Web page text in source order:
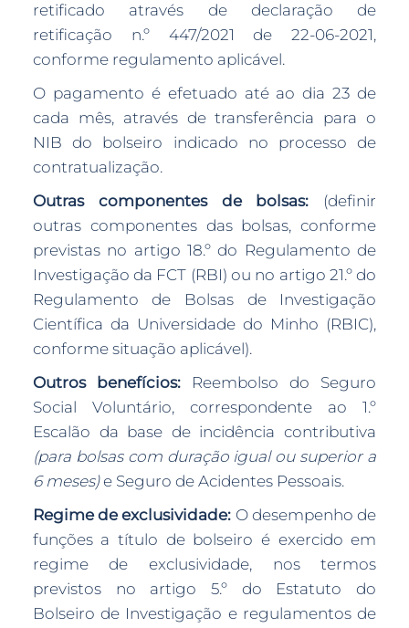
retificado através de declaração de
retificação n.º 447/2021 de 22-06-2021,
conforme regulamento aplicável.
O pagamento é efetuado até ao dia 23 de
cada mês, através de transferência para o
NIB do bolseiro indicado no processo de
contratualização.
Outras componentes de bolsas: (definir
outras componentes das bolsas, conforme
previstas no artigo 18.º do Regulamento de
Investigação da FCT (RBI) ou no artigo 21.º do
Regulamento de Bolsas de Investigação
Científica da Universidade do Minho (RBIC),
conforme situação aplicável).
Outros benefícios:Reembolso do Seguro
Social Voluntário, correspondente ao 1.º
Escalão da base de incidência contributiva
(para bolsas com duração igual ou superior a
6 meses)e Seguro de Acidentes Pessoais.
Regime de exclusividade: O desempenho de
funções a título de bolseiro é exercido em
regime de exclusividade, nos termos
previstos no artigo 5.º do Estatuto do
Bolseiro de Investigação e regulamentos de